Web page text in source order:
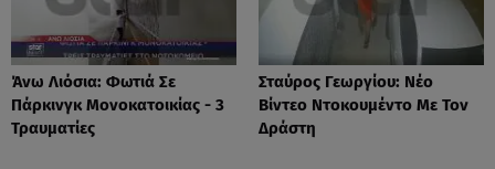
Άνω Λιόσια: Φωτιά Σε
Πάρκινγκ Μονοκατοικίας - 3
Τραυματίες
Σταύρος Γεωργίου: Νέο
Βίντεο Ντοκουμέντο Με Τον
Δράστη